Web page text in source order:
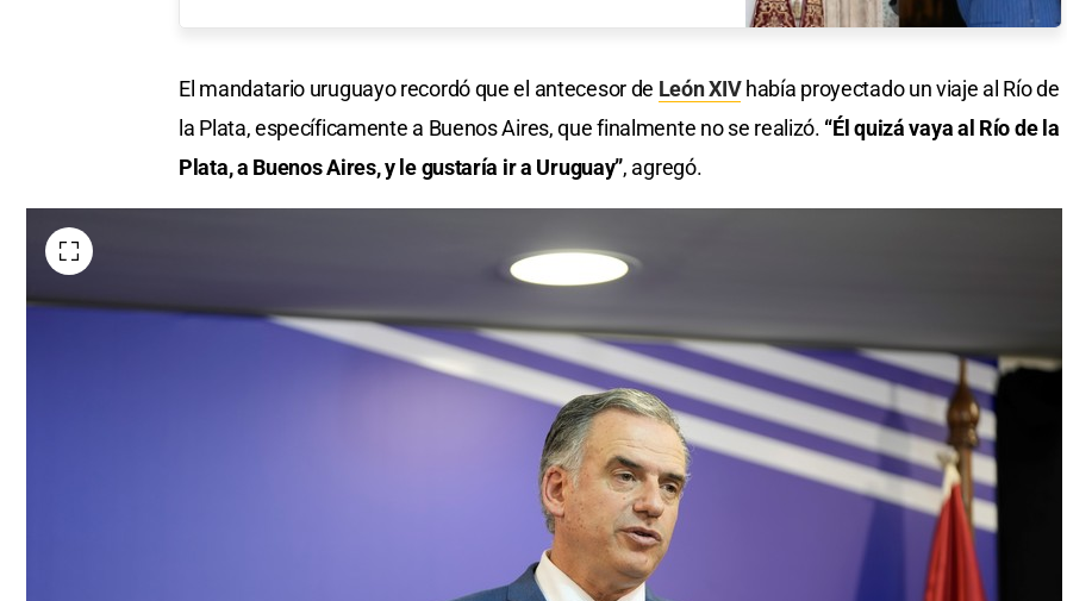
El mandatario uruguayo recordó que el antecesor de León XIVhabía proyectado un viaje al Río de
la Plata, específicamente a Buenos Aires, que finalmente no se realizó. “Él quizá vaya al Río de la
Plata, a Buenos Aires, y le gustaría ir a Uruguay”, agregó.